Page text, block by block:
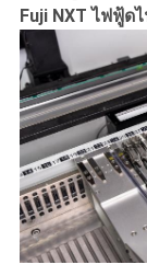
Fuji NXT ไฟฟู้ด